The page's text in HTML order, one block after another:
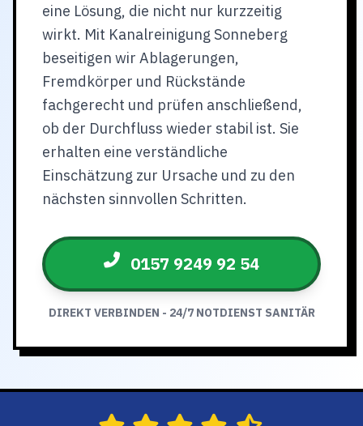
eine Lösung, die nicht nur kurzzeitig
wirkt. Mit Kanalreinigung Sonneberg
beseitigen wir Ablagerungen,
Fremdkörper und Rückstände
fachgerecht und prüfen anschließend,
ob der Durchfluss wieder stabil ist. Sie
erhalten eine verständliche
Einschätzung zur Ursache und zu den
nächsten sinnvollen Schritten.
0157 9249 92 54
DIREKT VERBINDEN - 24/7 NOTDIENST SANITÄR